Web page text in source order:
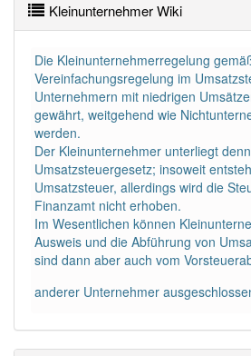
PowerIndex:3
Häufigkeit: 4 von 10
Wörter mit Endung
Wörter mit Endung -
einem anderen Artikel der: 0
89% unserer Spielapp-Nutzer
korrekt erraten.
Kleinunternehmer Wiki
Die Kleinunternehmerregelung
Vereinfachungsregelung im
Unternehmern mit niedrigen
gewährt, weitgehend wie
werden.
Der Kleinunternehmer unterliegt
Umsatzsteuergesetz; insoweit
Umsatzsteuer, allerdings wird die
Finanzamt nicht erhoben.
Im Wesentlichen können
Ausweis und die Abführung von
sind dann aber auch vom
anderer Unternehmer